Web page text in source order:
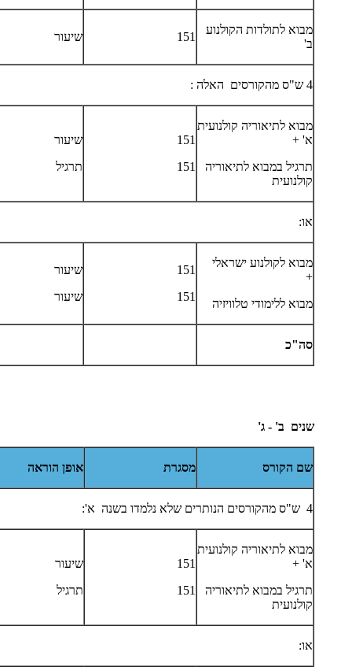
מבוא לתולדות הקולנוע
ב'
151 שיעור
4 ש"ס מהקורסים האלה :
מבוא לתיאוריה קולנועית
א' +
תרגיל במבוא לתיאוריה
קולנועית
151
151
שיעור
תרגיל
או:
מבוא לקולנוע ישראלי
+
מבוא ללימודי טלוויזיה
151
151
שיעור
שיעור
סה"כ
שנים ב' - ג'
שם הקורס מסגרת אופן הוראה
4 ש"ס מהקורסים הנותרים שלא נלמדו בשנה א':
מבוא לתיאוריה קולנועית
א' +
תרגיל במבוא לתיאוריה
קולנועית
151
151
שיעור
תרגיל
או: